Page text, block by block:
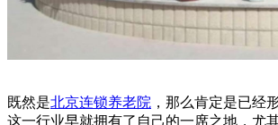
既然是北京连锁养老院 ，那么肯定是已经
这一行业早就拥有了自己的一席之地，尤